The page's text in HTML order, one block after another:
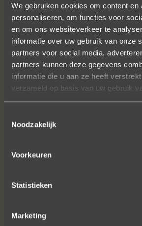
We gebruiken cookies om content en
personaliseren, om functies voor
en om ons websiteverkeer te
informatie over uw gebruik van onze
partners voor social media,
partners kunnen deze gegevens
informatie die u aan ze heeft
verzameld op basis van uw gebruik
Noodzakelijk
Voorkeuren
Statistieken
Marketing
Sieraden online besteld: de
subliem! Zoals altijd! Het